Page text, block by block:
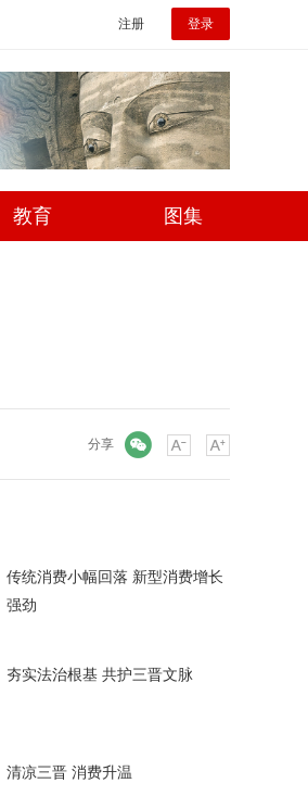
注册 登录
教育 图集
分享
传统消费小幅回落 新型消费增长
强劲
夯实法治根基 共护三晋文脉
清凉三晋 消费升温